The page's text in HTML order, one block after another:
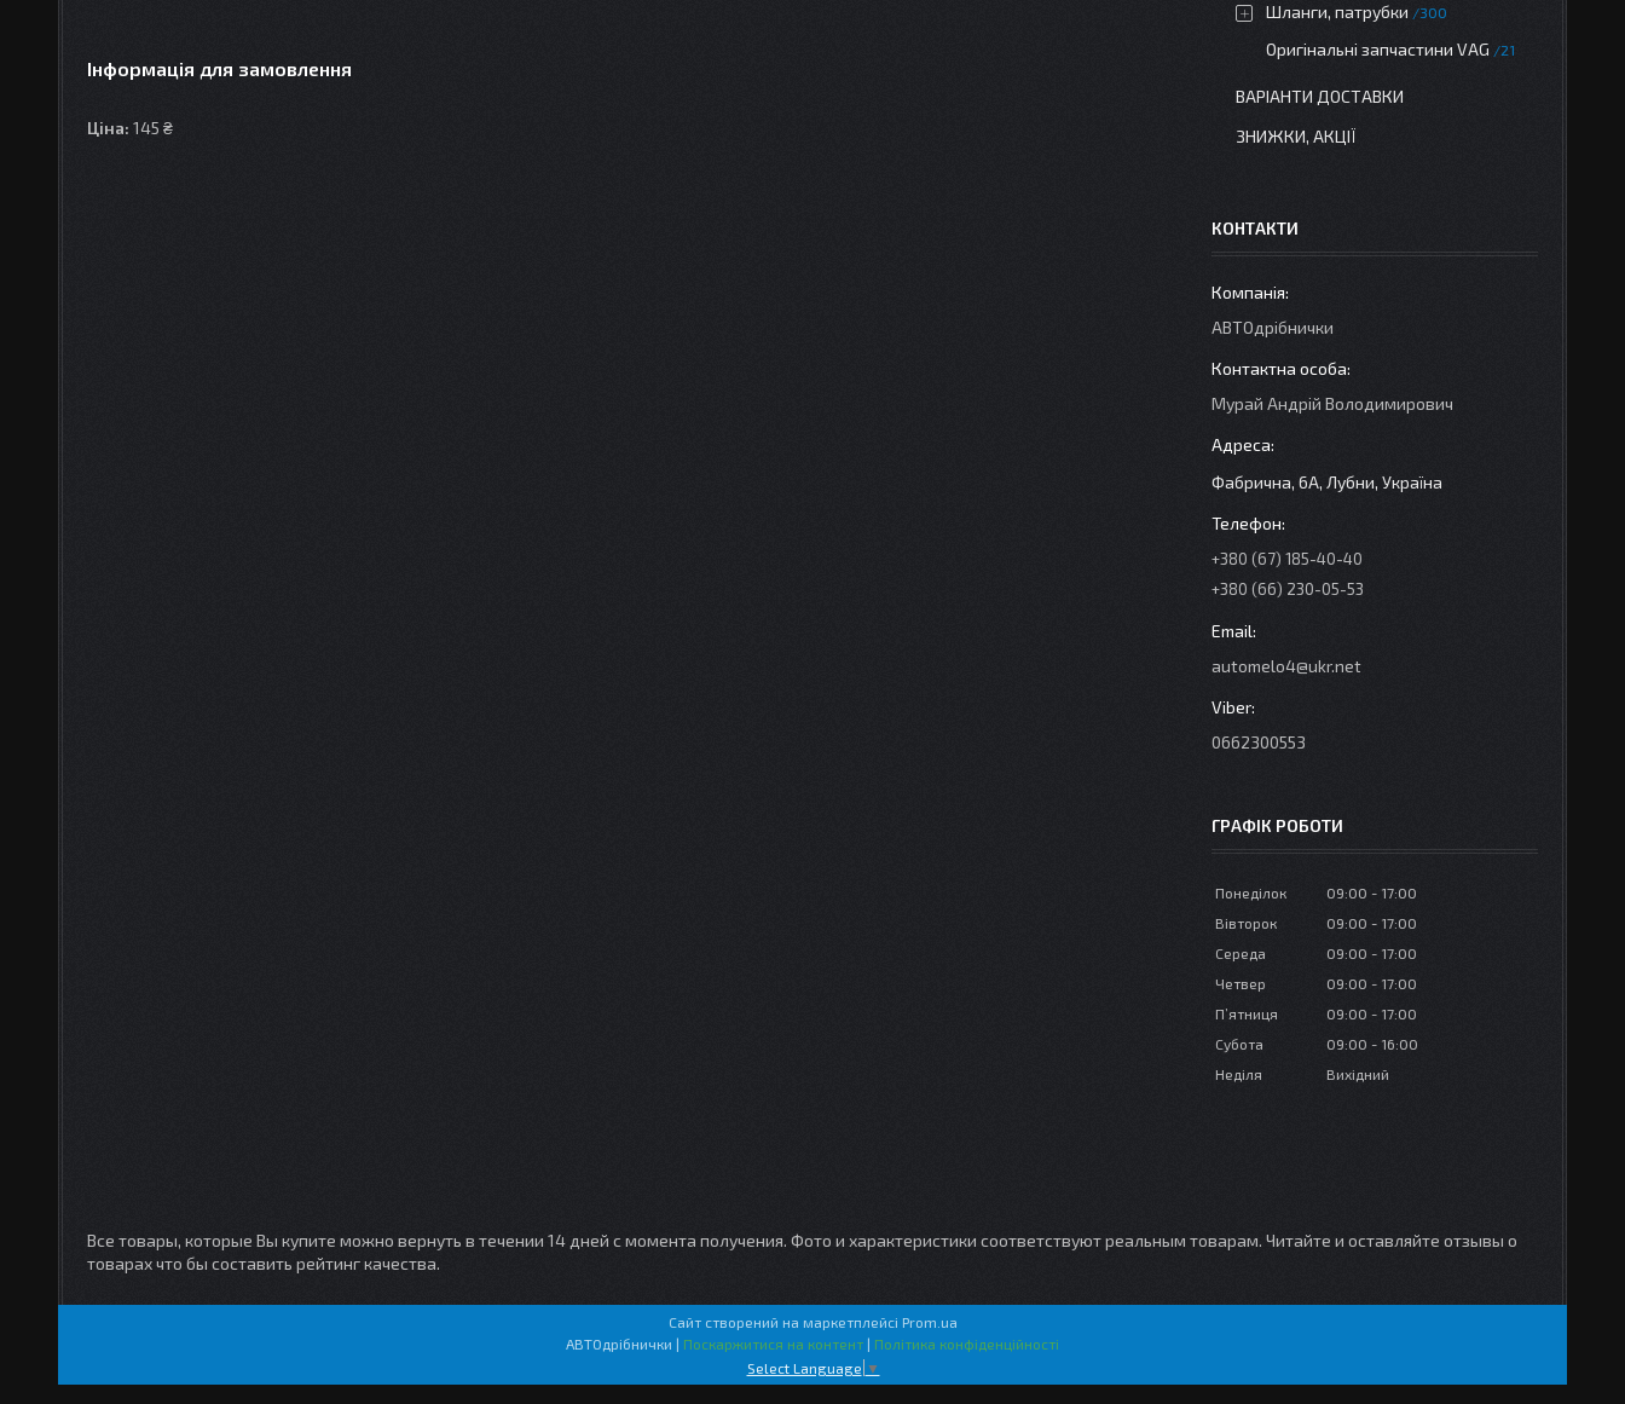
Інформація для замовлення
Ціна: 145 ₴
Шланги, патрубки 300
Оригінальні запчастини VAG 21
ВАРІАНТИ ДОСТАВКИ
ЗНИЖКИ, АКЦІЇ
КОНТАКТИ
АВТОдрібнички
Мурай Андрій Володимирович
Фабрична, 6А, Лубни, Україна
+380 (67) 185-40-40
+380 (66) 230-05-53
automelo4@ukr.net
0662300553
ГРАФІК РОБОТИ
Понеділок 09:00
17:00
Вівторок
09:00
17:00
Середа
09:00
17:00
Четвер
09:00
17:00
Пʼятниця
09:00
17:00
Субота
09:00
16:00
Неділя
Вихідний
Все товары, которые Вы купите можно вернуть в течении 14 дней с момента получения. Фото и характеристики соответствуют реальным товарам. Читайте и оставляйте отзывы о
товарах что бы составить рейтинг качества.
Сайт створений на маркетплейсі Prom.ua
АВТОдрібнички | Поскаржитися на контент | Політика конфіденційності
Select Language ▼